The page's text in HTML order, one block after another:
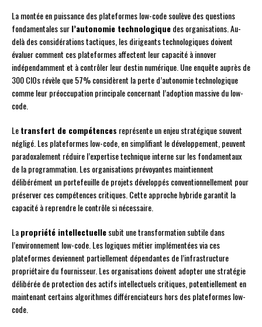
La montée en puissance des plateformes low-code soulève des questions
fondamentales surl’autonomie technologiquedes organisations. Au-
delà des considérations tactiques, les dirigeants technologiques doivent
évaluer comment ces plateformes affectent leur capacité à innover
indépendamment et à contrôler leur destin numérique. Une enquête auprès de
300 CIOs révèle que 57% considèrent la perte d’autonomie technologique
comme leur préoccupation principale concernant l’adoption massive du low-
code.
Letransfert de compétences représente un enjeu stratégique souvent
négligé. Les plateformes low-code, en simplifiant le développement, peuvent
paradoxalement réduire l’expertise technique interne sur les fondamentaux
de la programmation. Les organisations prévoyantes maintiennent
délibérément un portefeuille de projets développés conventionnellement pour
préserver ces compétences critiques. Cette approche hybride garantit la
capacité à reprendre le contrôle si nécessaire.
Lapropriété intellectuellesubit une transformation subtile dans
l’environnement low-code. Les logiques métier implémentées via ces
plateformes deviennent partiellement dépendantes de l’infrastructure
propriétaire du fournisseur. Les organisations doivent adopter une stratégie
délibérée de protection des actifs intellectuels critiques, potentiellement en
maintenant certains algorithmes différenciateurs hors des plateformes low-
code.